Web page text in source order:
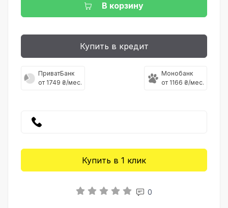
В корзину
Купить в кредит
ПриватБанк
от 1749 ₴/мес.
Монобанк
от 1166 ₴/мес.
Купить в 1 клик
0